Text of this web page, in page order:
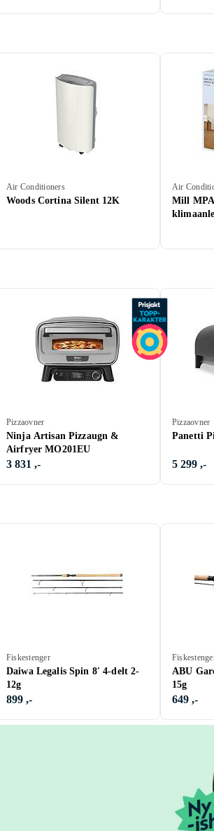
Air Conditioners
Woods Cortina Silent 12K
Air
Mill
Pizzaovner
Ninja Artisan Pizzaugn &
Airfryer MO201EU
3 831 ,-
Pizzaovner
Panetti
5 299 ,-
Fiskestenger
Daiwa Legalis Spin 8' 4-delt 2-
12g
899 ,-
ABU
15g
649 ,-